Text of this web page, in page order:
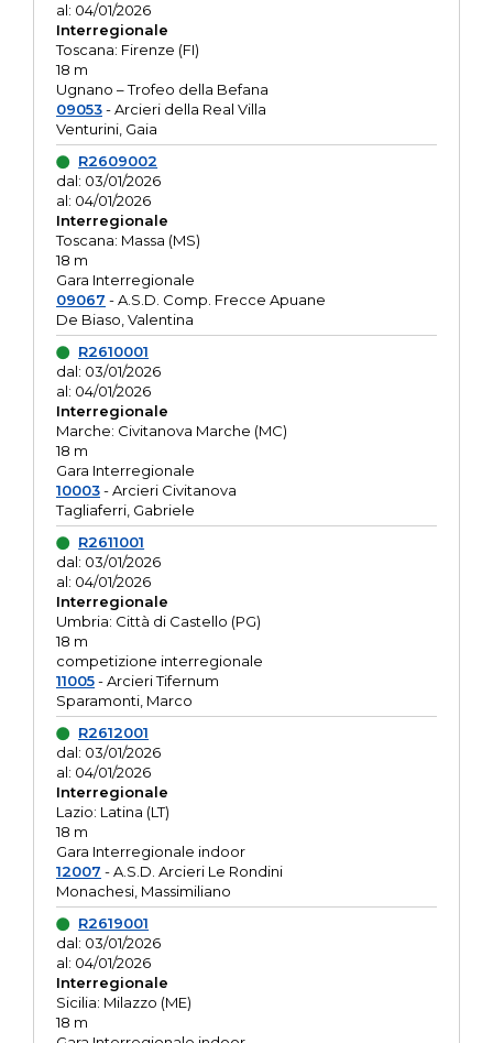
al: 04/01/2026
Interregionale
Toscana: Firenze (FI)
18 m
Ugnano – Trofeo della Befana
09053- Arcieri della Real Villa
Venturini, Gaia
R2609002
dal: 03/01/2026
al: 04/01/2026
Interregionale
Toscana: Massa (MS)
18 m
Gara Interregionale
09067 - A.S.D. Comp. Frecce Apuane
De Biaso, Valentina
R2610001
dal: 03/01/2026
al: 04/01/2026
Interregionale
Marche: Civitanova Marche (MC)
18 m
Gara Interregionale
10003- Arcieri Civitanova
Tagliaferri, Gabriele
R2611001
dal: 03/01/2026
al: 04/01/2026
Interregionale
Umbria: Città di Castello (PG)
18 m
competizione interregionale
11005- Arcieri Tifernum
Sparamonti, Marco
R2612001
dal: 03/01/2026
al: 04/01/2026
Interregionale
Lazio: Latina (LT)
18 m
Gara Interregionale indoor
12007 - A.S.D. Arcieri Le Rondini
Monachesi, Massimiliano
R2619001
dal: 03/01/2026
al: 04/01/2026
Interregionale
Sicilia: Milazzo (ME)
18 m